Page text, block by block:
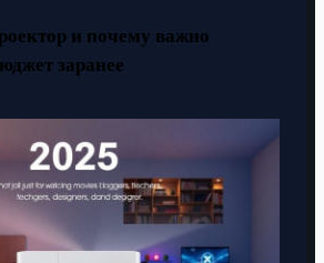
и почему важно
заранее